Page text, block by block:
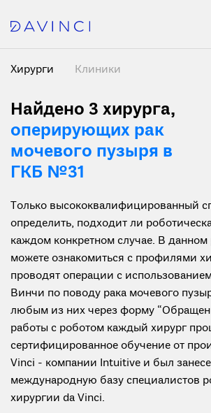
Хирурги Клиники
Найдено 3 хирурга,
оперирующих рак
мочевого пузыря в
ГКБ №31
Только высококвалифицированный
определить, подходит ли
каждом конкретном случае. В данном
можете ознакомиться с профилями
проводят операции с
Винчи по поводу рака мочевого
любым из них через форму
работы с роботом каждый хирург
сертифицированное обучение от
Vinci - компании Intuitive и был
международную базу специалистов
хирургии da Vinci.